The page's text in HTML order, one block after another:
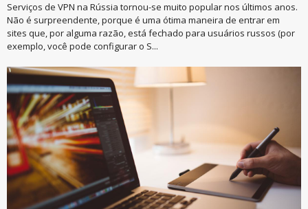
Serviços de VPN na Rússia tornou-se muito popular nos últimos anos.
Não é surpreendente, porque é uma ótima maneira de entrar em
sites que, por alguma razão, está fechado para usuários russos (por
exemplo, você pode configurar o S...